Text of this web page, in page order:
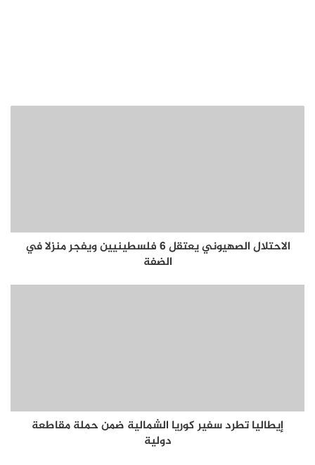
الاحتلال الصهيوني يعتقل 6 فلسطينيين ويفجر منزلا في
الضفة
إيطاليا تطرد سفير كوريا الشمالية ضمن حملة مقاطعة
دولية